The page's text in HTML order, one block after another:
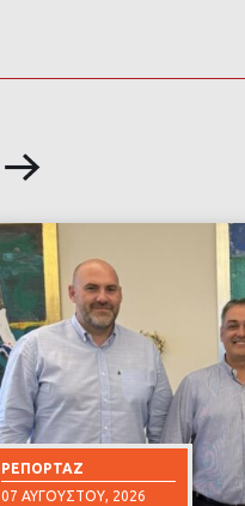
ΡΕΠΟΡΤΆΖ
07 ΑΥΓΟΎΣΤΟΥ, 2026